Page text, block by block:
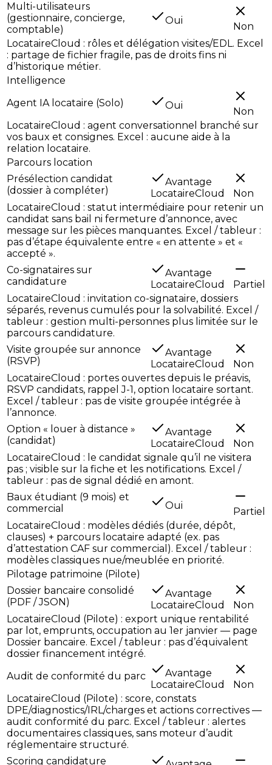
Multi-utilisateurs
(gestionnaire, concierge,
comptable)
Oui
Non
LocataireCloud : rôles et délégation visites/EDL. Excel
: partage de fichier fragile, pas de droits fins ni
d’historique métier.
Intelligence
Agent IA locataire (Solo)
Oui
Non
LocataireCloud : agent conversationnel branché sur
vos baux et consignes. Excel : aucune aide à la
relation locataire.
Parcours location
Présélection candidat
(dossier à compléter)
Avantage
LocataireCloud
Non
LocataireCloud : statut intermédiaire pour retenir un
candidat sans bail ni fermeture d’annonce, avec
message sur les pièces manquantes. Excel / tableur :
pas d’étape équivalente entre « en attente » et «
accepté ».
Co-signataires sur
candidature
Avantage
LocataireCloud
Partiel
LocataireCloud : invitation co-signataire, dossiers
séparés, revenus cumulés pour la solvabilité. Excel /
tableur : gestion multi-personnes plus limitée sur le
parcours candidature.
Visite groupée sur annonce
(RSVP)
Avantage
LocataireCloud
Non
LocataireCloud : portes ouvertes depuis le préavis,
RSVP candidats, rappel J-1, option locataire sortant.
Excel / tableur : pas de visite groupée intégrée à
l’annonce.
Option « louer à distance »
(candidat)
Avantage
LocataireCloud
Non
LocataireCloud : le candidat signale qu’il ne visitera
pas ; visible sur la fiche et les notifications. Excel /
tableur : pas de signal dédié en amont.
Baux étudiant (9 mois) et
commercial
Oui
Partiel
LocataireCloud : modèles dédiés (durée, dépôt,
clauses) + parcours locataire adapté (ex. pas
d’attestation CAF sur commercial). Excel / tableur :
modèles classiques nue/meublée en priorité.
Pilotage patrimoine (Pilote)
Dossier bancaire consolidé
(PDF / JSON)
Avantage
LocataireCloud
Non
LocataireCloud (Pilote) : export unique rentabilité
par lot, emprunts, occupation au 1er janvier — page
Dossier bancaire. Excel / tableur : pas d’équivalent
dossier financement intégré.
Audit de conformité du parc
Avantage
LocataireCloud
Non
LocataireCloud (Pilote) : score, constats
DPE/diagnostics/IRL/charges et actions correctives —
audit conformité du parc. Excel / tableur : alertes
documentaires classiques, sans moteur d’audit
réglementaire structuré.
Scoring candidature